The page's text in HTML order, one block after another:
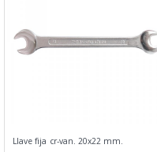
Llave fija cr-van. 20x22 mm.